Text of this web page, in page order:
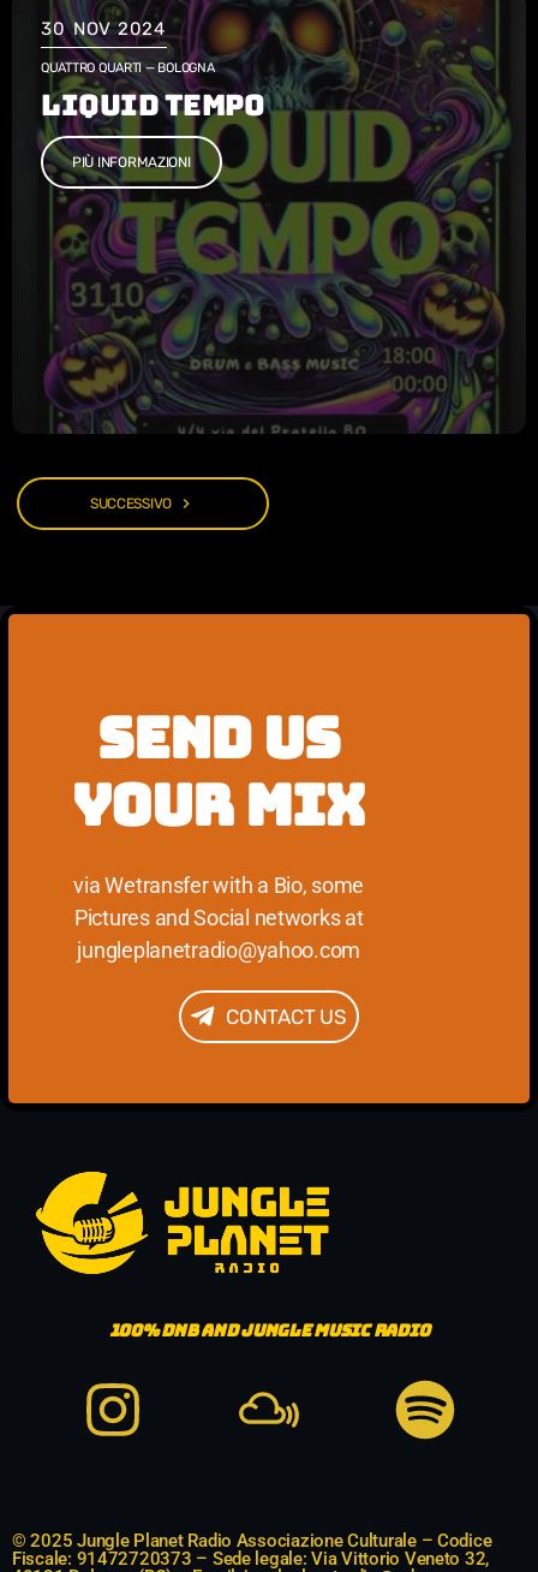
30 NOV 2024
QUATTRO QUARTI — BOLOGNA
LIQUID TEMPO
PIÙ INFORMAZIONI
SUCCESSIVO navigate_next
SEND US
YOUR MIX
via Wetransfer with a Bio, some
Pictures and Social networks at
jungleplanetradio@yahoo.com
CONTACT US
100%DNB AND JUNGLE MUSIC RADIO
© 2025 Jungle Planet Radio Associazione Culturale – Codice
Fiscale: 91472720373 – Sede legale: Via Vittorio Veneto 32,